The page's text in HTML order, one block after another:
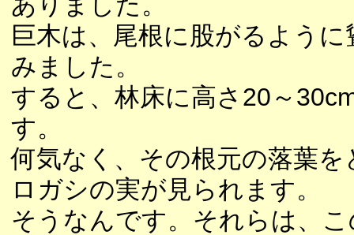
巨木は、尾根に股がるよう
みました。
すると、林床に高さ20～
す。
何気なく、その根元の落葉
ロガシの実が見られます。
そうなんです。それらは、